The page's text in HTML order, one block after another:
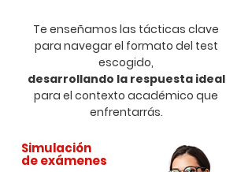
Te enseñamos las tácticas clave
para navegar el formato del test
escogido,
desarrollando la respuesta ideal
para el contexto académico que
enfrentarrás.
Simulación
de exámenes